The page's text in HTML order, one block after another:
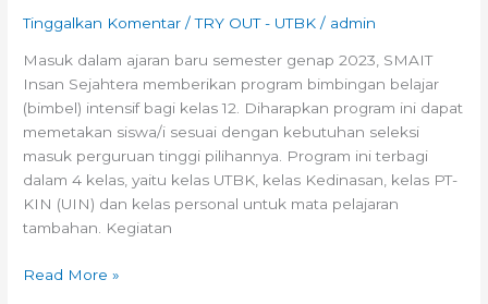
Tinggalkan Komentar /TRY OUT - UTBK / admin
Masuk dalam ajaran baru semester genap 2023, SMAIT
Insan Sejahtera memberikan program bimbingan belajar
(bimbel) intensif bagi kelas 12. Diharapkan program ini dapat
memetakan siswa/i sesuai dengan kebutuhan seleksi
masuk perguruan tinggi pilihannya. Program ini terbagi
dalam 4 kelas, yaitu kelas UTBK, kelas Kedinasan, kelas PT-
KIN (UIN) dan kelas personal untuk mata pelajaran
tambahan. Kegiatan
Read More »